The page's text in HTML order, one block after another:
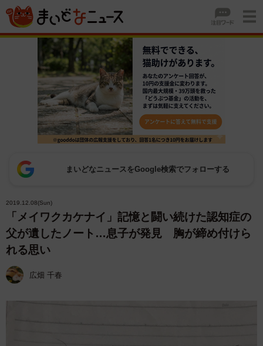
まいどなニュースをGoogle検索でフォローする
2019.12.08(Sun)
「メイワクカケナイ」記憶と闘い続けた認知症の
父が遺したノート…息子が発見 胸が締め付けら
れる思い
広畑 千春